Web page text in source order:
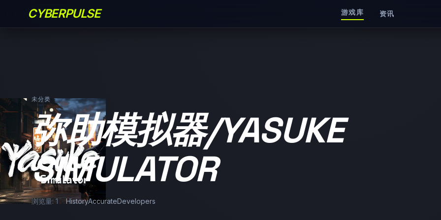
CYBERPULSE 游戏库 资讯
未分类
弥助模拟器/YASUKE
SIMULATOR
浏览量: 1 HistoryAccurateDevelopers